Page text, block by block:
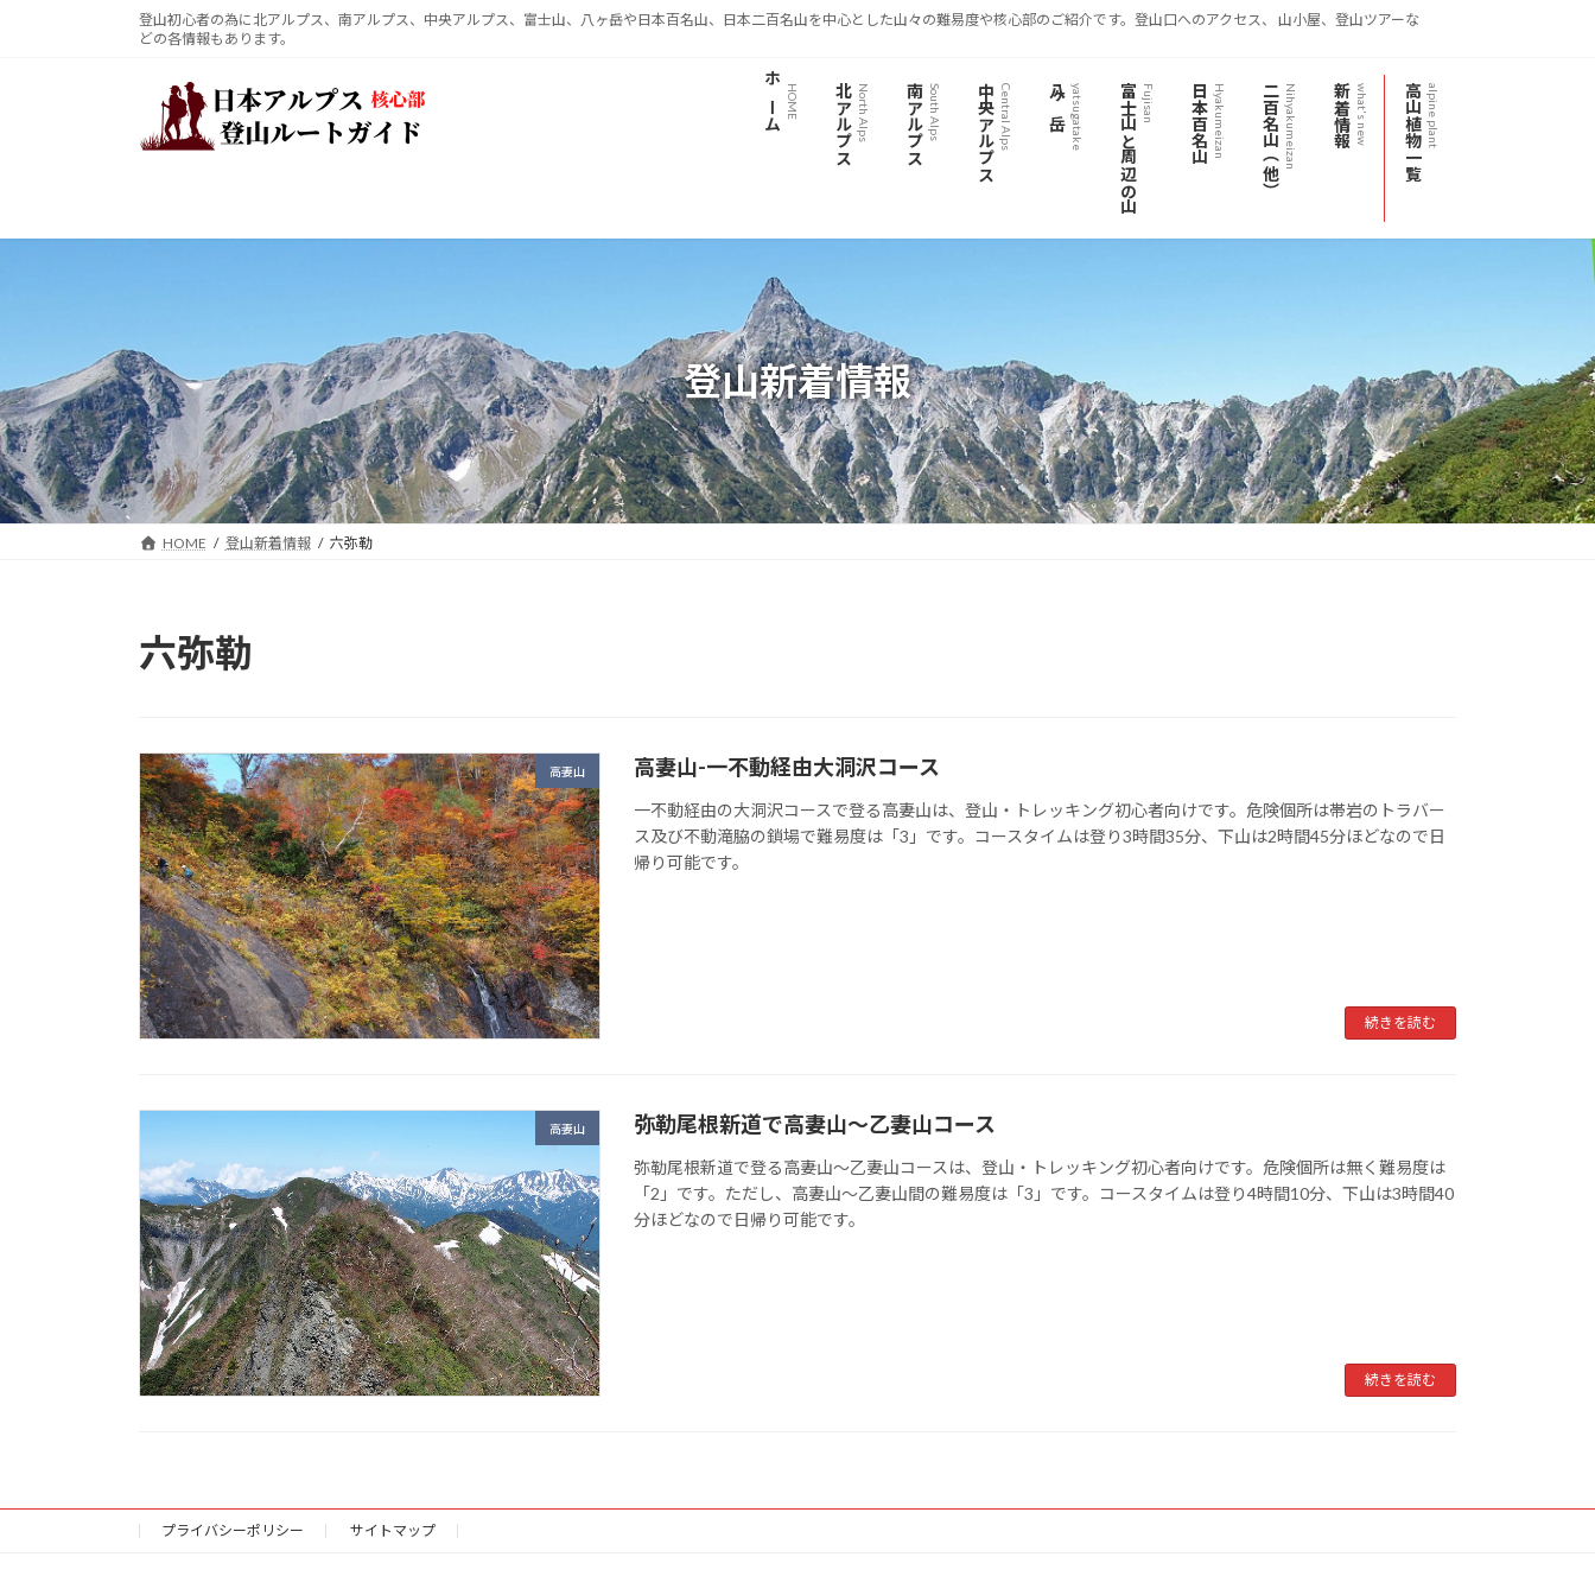
ッ
移
登山初心者の為に北アルプス、南アルプス、中央アルプス、富士山、八ヶ岳や日本百名山、日本二百名山を中心とした山々の難易度や核心部のご紹介です。登山口へのアクセス、 山小屋、登山ツアーな
どの各情報もあります。
ホーム HOME 北アルプスNorth Alps 南アルプスSouth Alps 中央アルプスCentral Alps 八ヶ岳yatsugatake 富士山と周辺の山Fujisan 日本百名山Hyakumeizan 二百名山（他）Nihyakumeizan 新着情報what's new 高山植物一覧alpine plant
登山新着情報
HOME 登山新着情報 六弥勒
六弥勒
高妻山 高妻山-一不動経由大洞沢コース
一不動経由の大洞沢コースで登る高妻山は、登山・トレッキング初心者向けです。危険個所は帯岩のトラバー
ス及び不動滝脇の鎖場で難易度は「3」です。コースタイムは登り3時間35分、下山は2時間45分ほどなので日
帰り可能です。
続きを読む
高妻山 弥勒尾根新道で高妻山～乙妻山コース
弥勒尾根新道で登る高妻山～乙妻山コースは、登山・トレッキング初心者向けです。危険個所は無く難易度は
「2」です。ただし、高妻山～乙妻山間の難易度は「3」です。コースタイムは登り4時間10分、下山は3時間40
分ほどなので日帰り可能です。
続きを読む
プライバシーポリシー サイトマップ